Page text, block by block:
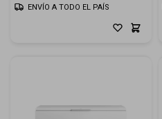
ENVÍO A TODO EL PAÍS